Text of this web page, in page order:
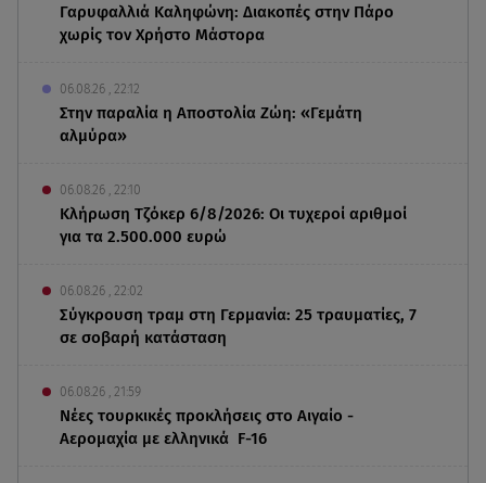
Γαρυφαλλιά Καληφώνη: Διακοπές στην Πάρο
χωρίς τον Χρήστο Μάστορα
06.08.26 , 22:12
Στην παραλία η Αποστολία Ζώη: «Γεμάτη
αλμύρα»
06.08.26 , 22:10
Κλήρωση Τζόκερ 6/8/2026: Οι τυχεροί αριθμοί
για τα 2.500.000 ευρώ
06.08.26 , 22:02
Σύγκρουση τραμ στη Γερμανία: 25 τραυματίες, 7
σε σοβαρή κατάσταση
06.08.26 , 21:59
Νέες τουρκικές προκλήσεις στο Αιγαίο -
Αερομαχία με ελληνικά F-16